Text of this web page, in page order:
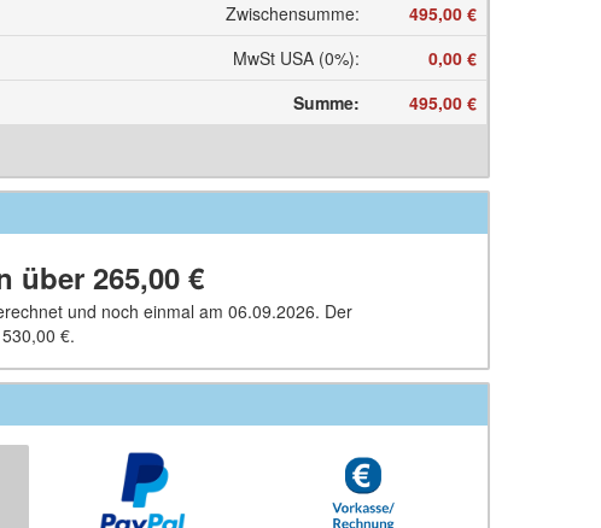
Zwischensumme:
495,00 €
MwSt USA (0%):
0,00 €
Summe:
495,00 €
über 265,00 €
und noch einmal am 06.09.2026. Der
530,00 €.